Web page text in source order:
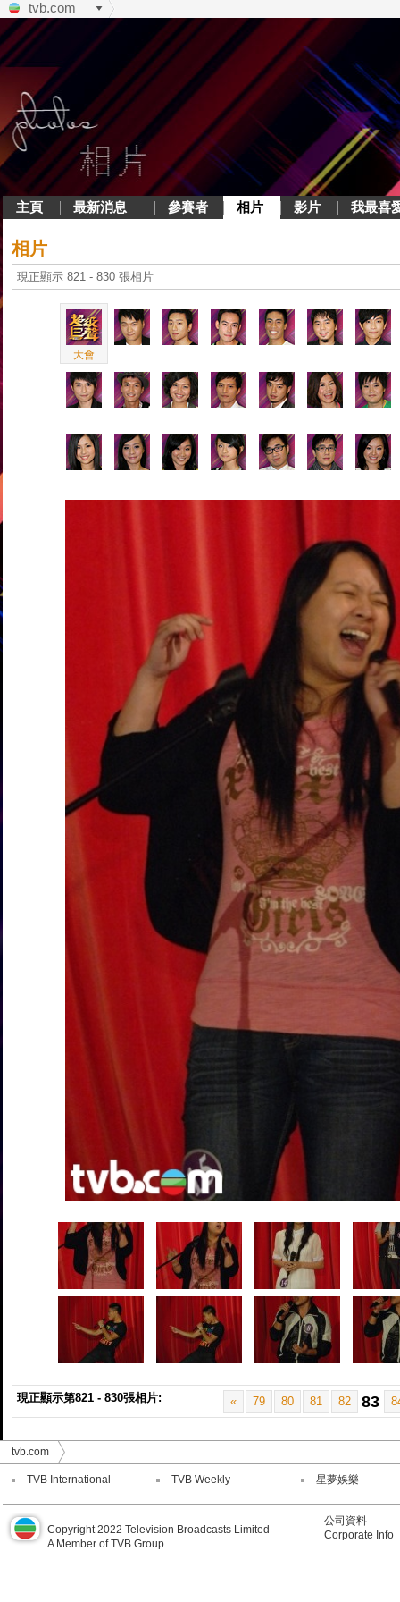
tvb.com
主頁 最新消息 參賽者 相片 影片 我最喜
相片
現正顯示 821 - 830 張相片
大會
現正顯示第821 - 830張相片: « 79 80 81 82 83
tvb.com
TVB International TVB Weekly 星夢娛樂
Copyright 2022 Television Broadcasts Limited
A Member of TVB Group
公司資料
Corporate Info